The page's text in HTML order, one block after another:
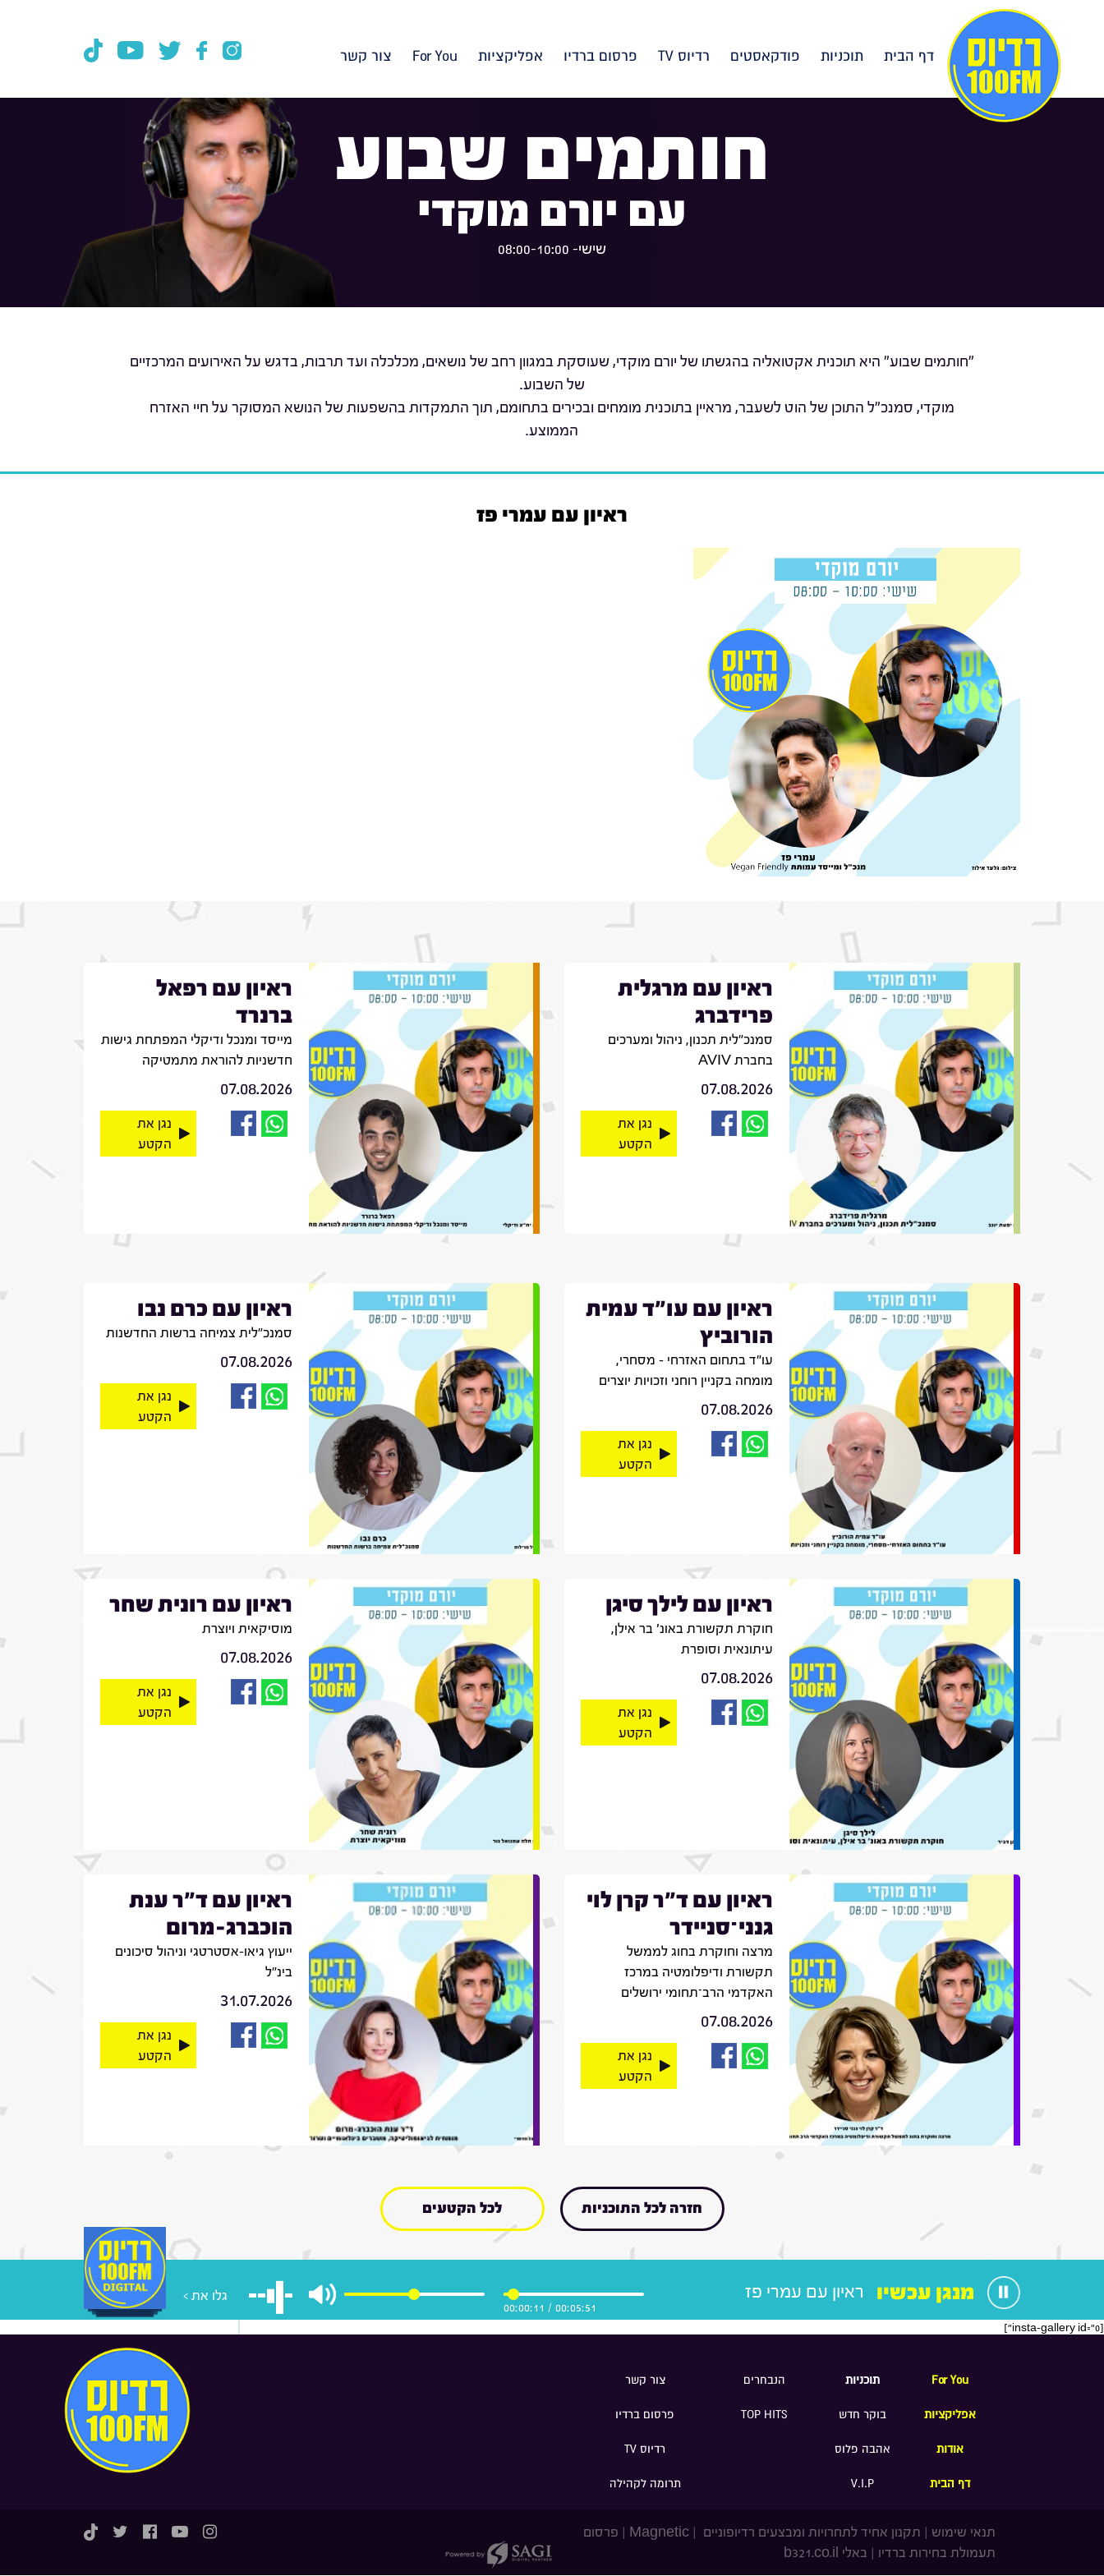
דף הבית תוכניות פודקאסטים רדיוס TV פרסום ברדיו אפליקציות For You צור קשר
חותמים שבוע
עם יורם מוקדי
שישי- 08:00-10:00
"חותמים שבוע" היא תוכנית אקטואליה בהגשתו של יורם מוקדי, שעוסקת במגוון רחב של נושאים, מכלכלה ועד תרבות, בדגש על האירועים המרכזיים
של השבוע.
מוקדי, סמנכ"ל התוכן של הוט לשעבר, מראיין בתוכנית מומחים ובכירים בתחומם, תוך התמקדות בהשפעות של הנושא המסוקר על חיי האזרח
הממוצע.
ראיון עם עמרי פז
ראיון עם מרגלית
פרידברג
סמנכ״לית תכנון, ניהול ומערכים
בחברת AVIV
07.08.2026
נגן את
הקטע
ראיון עם רפאל
ברנרד
מייסד ומנכל ודיקלי המפתחת גישות
חדשניות להוראת מתמטיקה
07.08.2026
נגן את
הקטע
ראיון עם עו"ד עמית
הורוביץ
עו״ד בתחום האזרחי – מסחרי,
מומחה בקניין רוחני וזכויות יוצרים
07.08.2026
נגן את
הקטע
ראיון עם כרם נבו
סמנכ"לית צמיחה ברשות החדשנות
07.08.2026
נגן את
הקטע
ראיון עם לילך סיגן
חוקרת תקשורת באונ' בר אילן,
עיתונאית וסופרת
07.08.2026
נגן את
הקטע
ראיון עם רונית שחר
מוסיקאית ויוצרת
07.08.2026
נגן את
הקטע
ראיון עם ד"ר קרן לוי
גנני־סניידר
מרצה וחוקרת בחוג לממשל
תקשורת ודיפלומטיה במרכז
האקדמי הרב־תחומי ירושלים
07.08.2026
נגן את
הקטע
ראיון עם ד"ר ענת
הוכברג-מרום
ייעוץ גיאו-אסטרטגי וניהול סיכונים
בינ"ל
31.07.2026
נגן את
הקטע
חזרה לכל התוכניות לכל הקטעים
גלו את >
00:05:51
/
00:00:11
מנגן עכשיו ראיון עם עמרי פז
[insta-gallery id="0"]
For You
אפליקציות
אודות
דף הבית
תוכניות
בוקר חדש
אהבה פלוס
V.I.P
הנבחרים
TOP HITS
צור קשר
פרסום ברדיו
רדיוס TV
תרומה לקהילה
תנאי שימוש | תקנון אחיד לתחרויות ומבצעים רדיופוניים |
Magnetic
| פרסום
תעמולת בחירות ברדיו | באלי b321.co.il